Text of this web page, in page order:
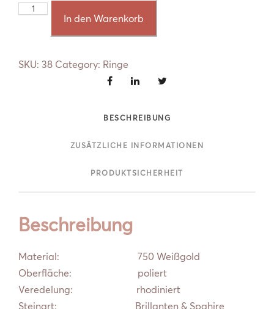
BLÜTEN
LAVENDELIn den Warenkorb
SKU: 38 Category: Ringe
BESCHREIBUNG
ZUSÄTZLICHE INFORMATIONEN
PRODUKTSICHERHEIT
Beschreibung
Material: 750 Weißgold
Oberfläche: poliert
Veredelung: rhodiniert
Steinart: Brillanten & Spahire